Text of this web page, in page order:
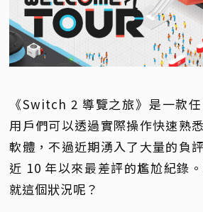
《Switch 2 導覽之旅》是一款
用戶們可以透過實際操作快速熟
軟體，不過近期湧入了大量的負
近 10 年以來最差評的尷尬紀錄
就這個狀況呢？